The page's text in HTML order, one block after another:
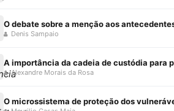
O debate sobre a menção aos
Denis Sampaio
A importância da cadeia de custódia para
Alexandre Morais da Rosa
O microssistema de proteção dos